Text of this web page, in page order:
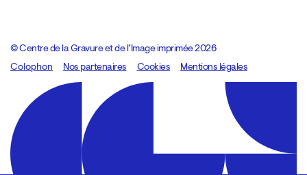
© Centre de la Gravure et de l’Image imprimée 2026
Colophon
Design:Marcel Kaczmarek, code:8080.studio
Nos partenaires Cookies Mentions légales